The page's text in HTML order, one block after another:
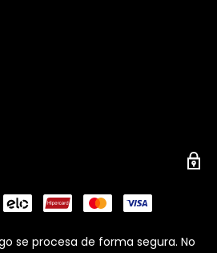
se procesa de forma segura. No